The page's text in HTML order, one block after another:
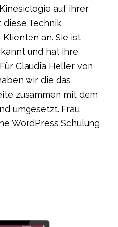
auf ihrer
Technik
an. Sie ist
und hat ihre
Claudia Heller von
wir die das
zusammen mit dem
umgesetzt. Frau
WordPress Schulung